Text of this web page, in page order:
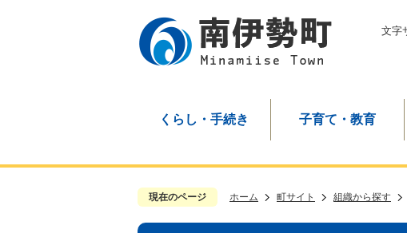
文字
くらし・手続き 子育て・教育
現在のページ ホーム 町サイト 組織から探す